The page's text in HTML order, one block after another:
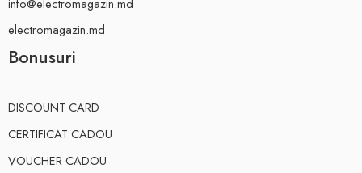
info@electromagazin.md
electromagazin.md
Bonusuri
DISCOUNT CARD
CERTIFICAT CADOU
VOUCHER CADOU